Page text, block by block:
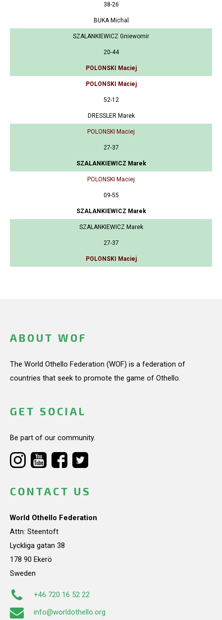
38-26
BUKA Michal
SZALANKIEWICZ Gniewomir
20-44
POLONSKI Maciej
POLONSKI Maciej
52-12
DRESSLER Marek
POLONSKI Maciej
27-37
SZALANKIEWICZ Marek
POLONSKI Maciej
09-55
SZALANKIEWICZ Marek
SZALANKIEWICZ Marek
27-37
POLONSKI Maciej
ABOUT WOF
The World Othello Federation (WOF) is a federation of
countries that seek to promote the game of Othello.
GET SOCIAL
Be part of our community.
CONTACT US
World Othello Federation
Attn: Steentoft
Lyckliga gatan 38
178 90 Ekerö
Sweden
+46 720 16 52 22
info@worldothello.org